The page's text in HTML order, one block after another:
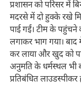
प्रशासन को परिसर में
मदरसे में दो हुक्के रखे
पाई गईं। टीम के पहुंचने
लगाकर भाग गया।
कर लाया और खुद को
अनुमति के धर्मस्थल भी
प्रतिबंधित लाउडस्पीकर